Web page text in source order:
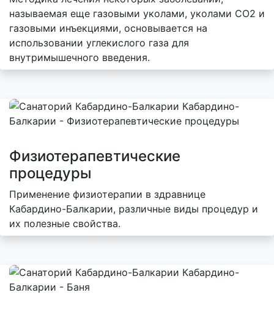
называемая еще газовыми уколами, уколами СО2 и
газовыми инъекциями, основывается на
использовании углекислого газа для
внутримышечного введения.
Физиотерапевтические
процедуры
Применение физиотерапии в здравнице
Кабардино-Балкарии, различные виды процедур и
их полезные свойства.